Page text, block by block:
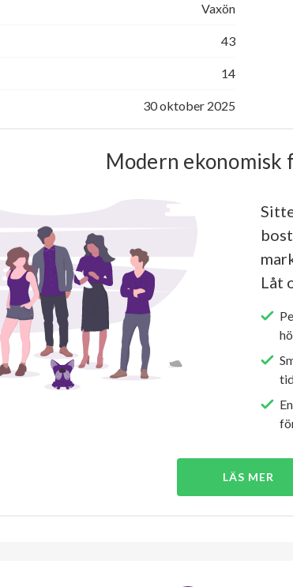
Vaxön
43
14
30 oktober 2025
Modern ekonomisk
Låt
LÄS MER